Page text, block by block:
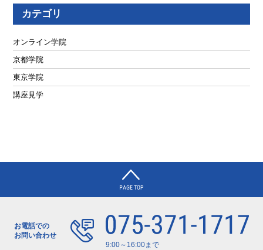
2022年10月
2022年2月
2021年10月
2021年7月
2021年6月
2021年5月
2020年12月
2020年10月
2020年1月
カテゴリ
オンライン学院
京都学院
東京学院
講座見学
お電話での
お問い合わせ
9:00～16:00まで